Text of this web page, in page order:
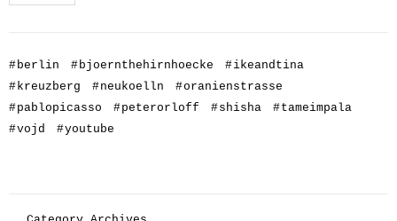
#berlin #bjoernthehirnhoecke #ikeandtina
#kreuzberg #neukoelln #oranienstrasse
#pablopicasso #peterorloff #shisha #tameimpala
#vojd #youtube